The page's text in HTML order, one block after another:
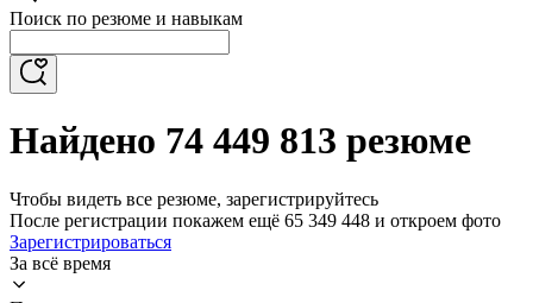
Поиск по резюме и навыкам
Найдено 74 449 813 резюме
Чтобы видеть все резюме, зарегистрируйтесь
После регистрации покажем ещё 65 349 448 и откроем фото
Зарегистрироваться
За всё время